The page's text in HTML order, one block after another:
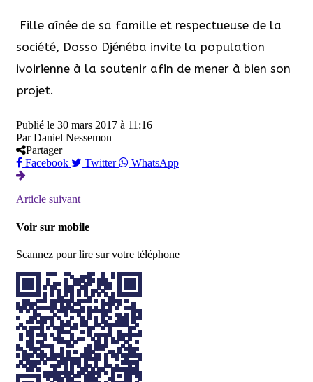
Fille aînée de sa famille et respectueuse de la
société, Dosso Djénéba invite la population
ivoirienne à la soutenir afin de mener à bien son
projet.
Publié le 30 mars 2017 à 11:16
Par Daniel Nessemon
Partager
Facebook
Twitter WhatsApp
Article suivant
Voir sur mobile
Scannez pour lire sur votre téléphone